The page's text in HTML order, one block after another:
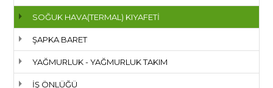
SOĞUK HAVA(TERMAL) KIYAFETİ
ŞAPKA BARET
YAĞMURLUK - YAĞMURLUK TAKIM
İŞ ÖNLÜĞÜ